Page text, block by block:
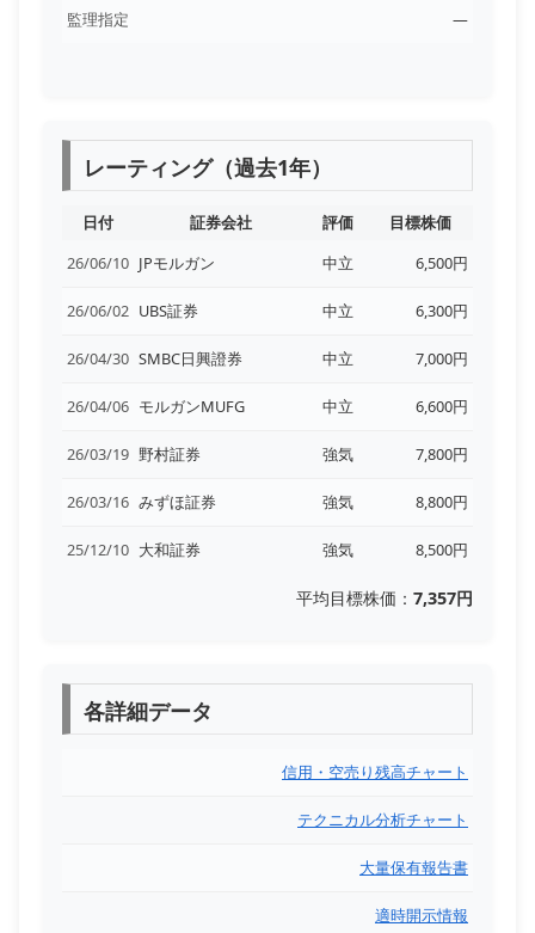
監理指定 ―
レーティング（過去1年）
日付 証券会社 評価
目標株価
26/06/10 JPモルガン 中立 6,500円
26/06/02 UBS証券 中立 6,300円
26/04/30 SMBC日興證券 中立 7,000円
26/04/06 モルガンMUFG 中立 6,600円
26/03/19 野村証券 強気 7,800円
26/03/16 みずほ証券 強気 8,800円
25/12/10 大和証券 強気 8,500円
平均目標株価： 7,357円
各詳細データ
信用・空売り残高チャート
テクニカル分析チャート
大量保有報告書
適時開示情報